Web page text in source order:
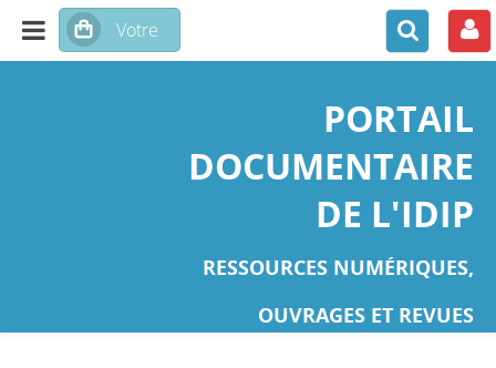
PORTAIL
DOCUMENTAIRE
DE L'IDIP
RESSOURCES NUMÉRIQUES,
OUVRAGES ET REVUES